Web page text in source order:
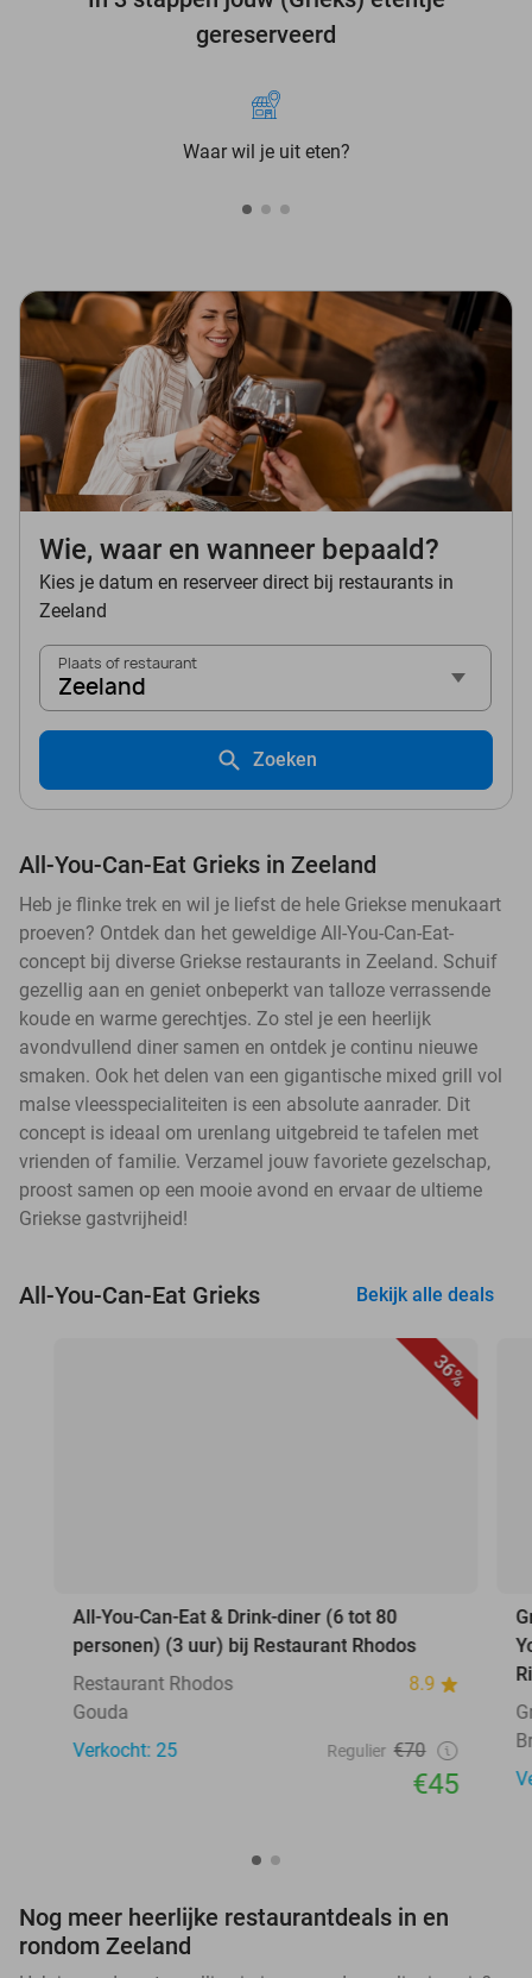
gereserveerd
Waar wil je uit eten?
Wie, waar en wanneer bepaald?
Kies je datum en reserveer direct bij restaurants in
Zeeland
Plaats of restaurant
Zeeland
Zoeken
All-You-Can-Eat Grieks in Zeeland
Heb je flinke trek en wil je liefst de hele Griekse menukaart
proeven? Ontdek dan het geweldige All-You-Can-Eat-
concept bij diverse Griekse restaurants in Zeeland. Schuif
gezellig aan en geniet onbeperkt van talloze verrassende
koude en warme gerechtjes. Zo stel je een heerlijk
avondvullend diner samen en ontdek je continu nieuwe
smaken. Ook het delen van een gigantische mixed grill vol
malse vleesspecialiteiten is een absolute aanrader. Dit
concept is ideaal om urenlang uitgebreid te tafelen met
vrienden of familie. Verzamel jouw favoriete gezelschap,
proost samen op een mooie avond en ervaar de ultieme
Griekse gastvrijheid!
All-You-Can-Eat Grieks Bekijk alle deals
36%
All-You-Can-Eat & Drink-diner (6 tot 80
personen) (3 uur) bij Restaurant Rhodos
Restaurant Rhodos
8.9
Gouda
Verkocht: 25
Regulier €70
€45
Nog meer heerlijke restaurantdeals in en
rondom Zeeland